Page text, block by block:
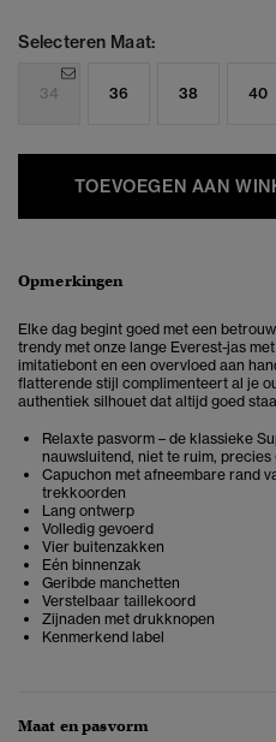
Selecteren Maat:
34 36 38 40
TOEVOEGEN AAN
Opmerkingen
Elke dag begint goed met een
trendy met onze lange Everest-jas
imitatiebont en een overvloed aan
flatterende stijl complimenteert al je
authentiek silhouet dat altijd goed
Relaxte pasvorm – de klassieke
nauwsluitend, niet te ruim,
Capuchon met afneembare rand
trekkoorden
Lang ontwerp
Volledig gevoerd
Vier buitenzakken
Eén binnenzak
Geribde manchetten
Verstelbaar taillekoord
Zijnaden met drukknopen
Kenmerkend label
Maat en pasvorm